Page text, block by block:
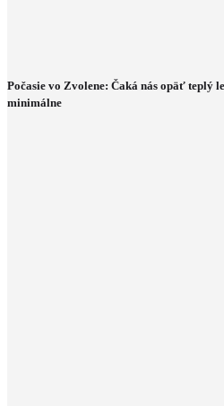
Počasie vo Zvolene: Čaká nás opäť teplý
minimálne